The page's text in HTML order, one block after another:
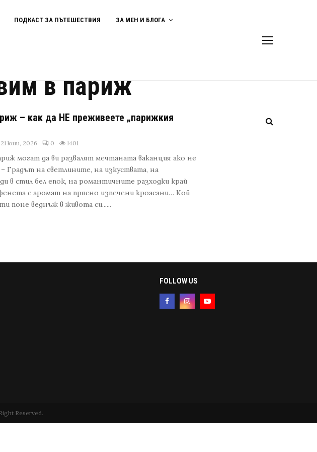
ПОДКАСТ ЗА ПЪТЕШЕСТВИЯ ЗА МЕН И БЛОГА
в париж
– как да НЕ преживеете „парижкия
21 юни, 2026 0 1401
могат да ви развалят мечтаната ваканция ако не
Градът на светлините, на изкуствата, на
в стил бел епок, на романтичните разходки край
с аромат на прясно изпечени кроасани… Кой
поне веднъж в живота си......
FOLLOW US
Reserved.